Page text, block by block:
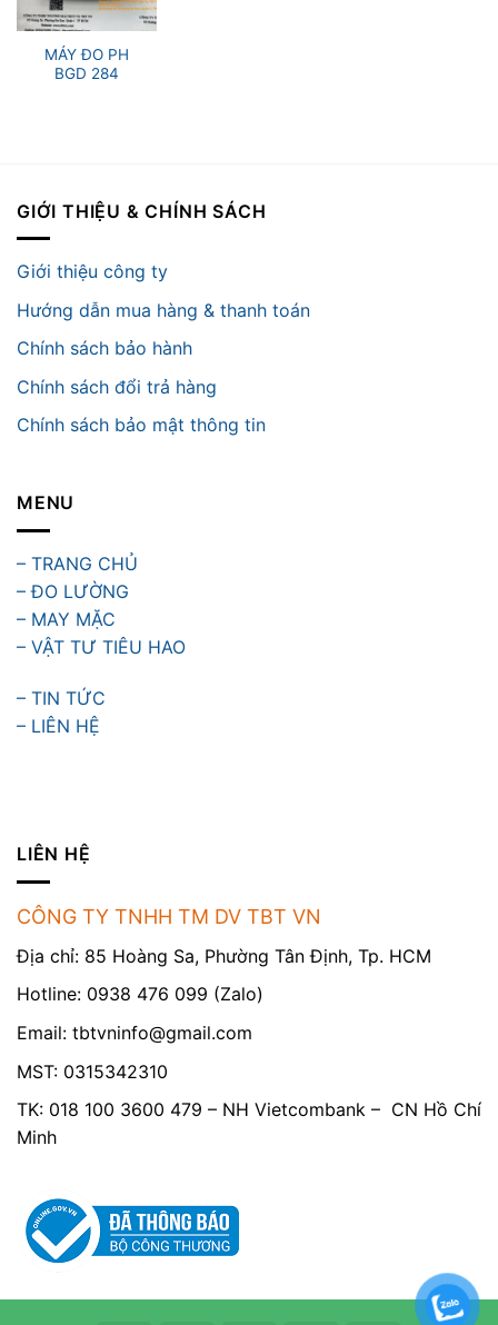
MÁY ĐO PH
BGD 284
GIỚI THIỆU & CHÍNH SÁCH
Giới thiệu công ty
Hướng dẫn mua hàng & thanh toán
Chính sách bảo hành
Chính sách đổi trả hàng
Chính sách bảo mật thông tin
MENU
– TRANG CHỦ
– ĐO LƯỜNG
– MAY MẶC
– VẬT TƯ TIÊU HAO
– TIN TỨC
– LIÊN HỆ
LIÊN HỆ
CÔNG TY TNHH TM DV TBT VN
Địa chỉ: 85 Hoàng Sa, Phường Tân Định, Tp. HCM
Hotline: 0938 476 099 (Zalo)
Email: tbtvninfo@gmail.com
MST: 0315342310
TK: 018 100 3600 479 – NH Vietcombank – CN Hồ Chí
Minh